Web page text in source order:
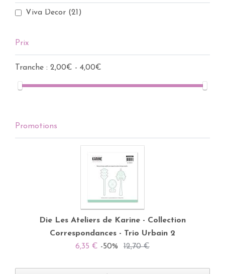
Viva Decor (21)
Prix
Tranche : 2,00€ - 4,00€
Promotions
Die Les Ateliers de Karine - Collection
Correspondances - Trio Urbain 2
6,35 € -50% 12,70 €